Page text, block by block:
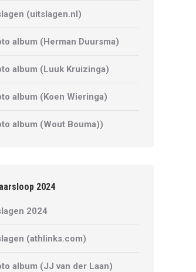
(uitslagen.nl)
album (Herman Duursma)
album (Luuk Kruizinga)
album (Koen Wieringa)
album (Wout Bouma))
2024
2024
(athlinks.com)
album (JJ van der Laan)